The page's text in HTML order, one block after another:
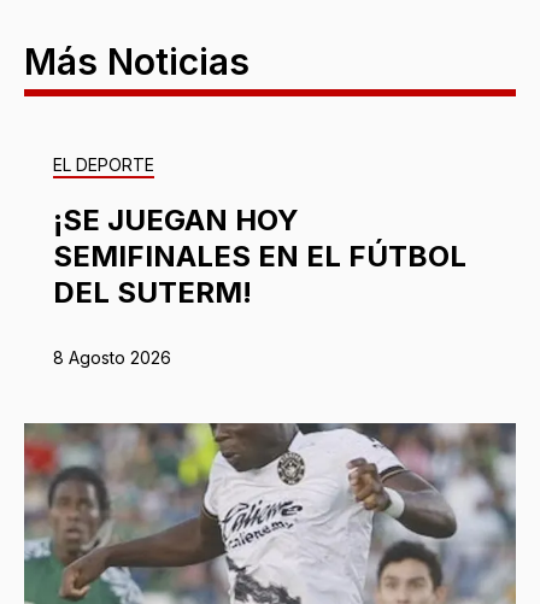
Más Noticias
EL DEPORTE
¡SE JUEGAN HOY
SEMIFINALES EN EL FÚTBOL
DEL SUTERM!
8 Agosto 2026